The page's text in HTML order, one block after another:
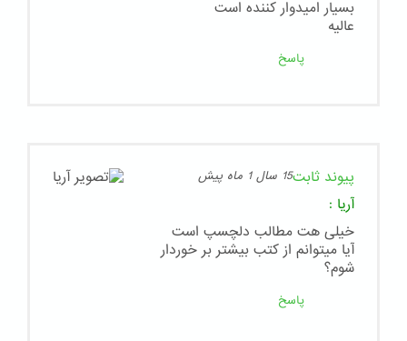
بسیار امیدوار کننده است
عالیه
پاسخ
پیوند ثابت15 سال 1 ماه پیش
آریا :
خیلی هت مطالب دلچسپ است
آیا میتوانم از کتب بیشتر بر خوردار
شوم؟
پاسخ